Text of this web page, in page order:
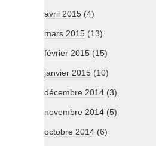
avril 2015 (4)
mars 2015 (13)
février 2015 (15)
janvier 2015 (10)
décembre 2014 (3)
novembre 2014 (5)
octobre 2014 (6)